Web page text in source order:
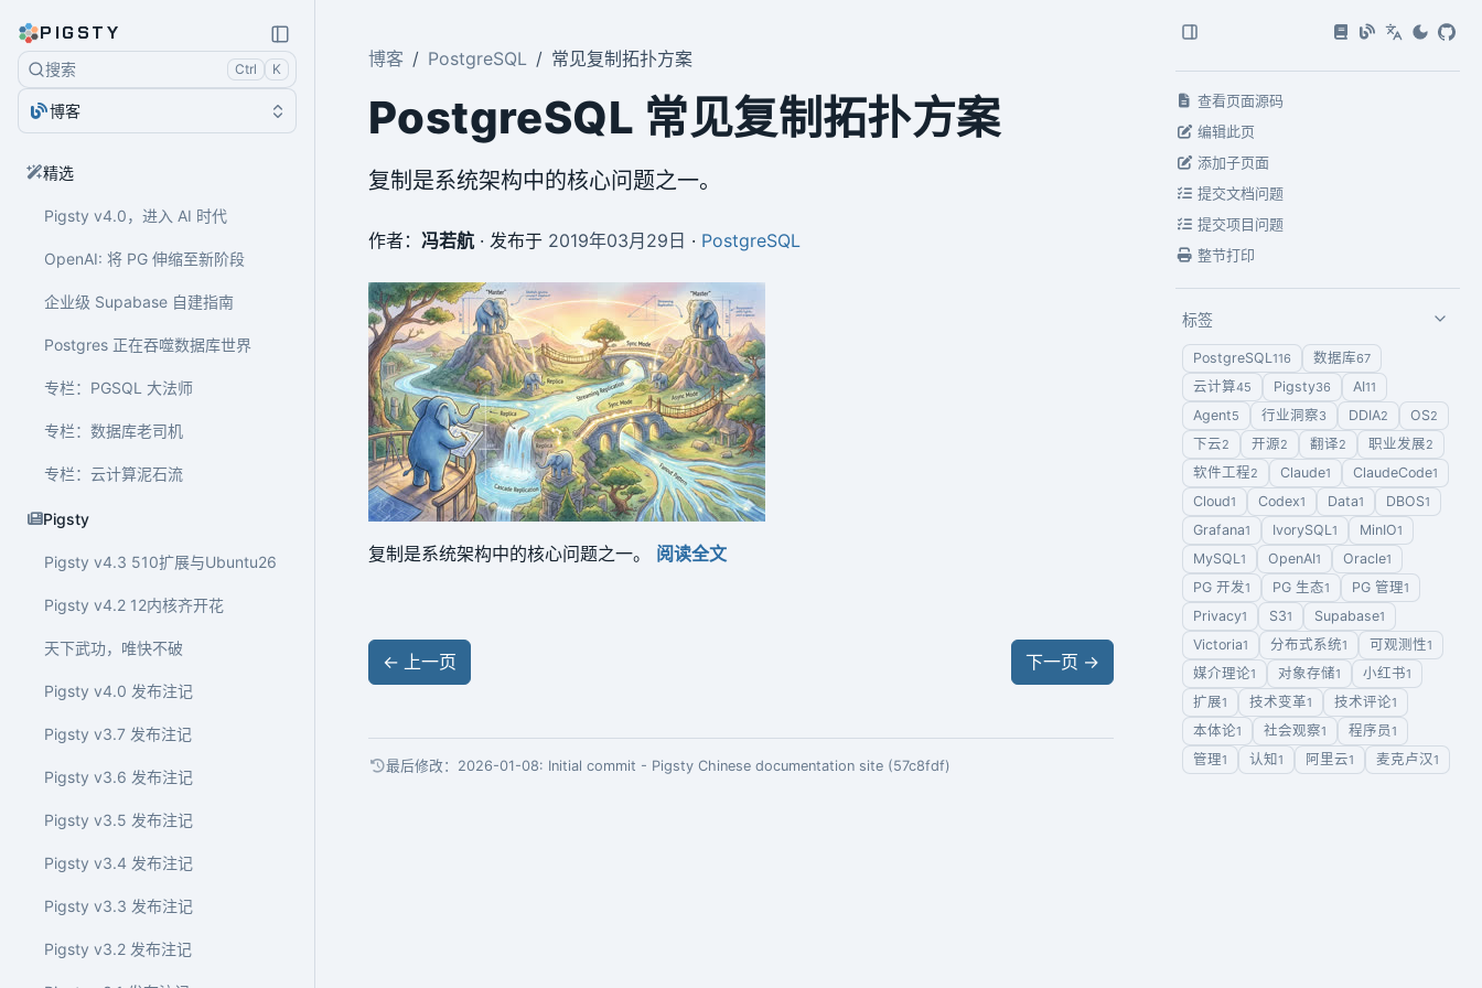
PIGSTY
搜索 Ctrl K
博客
精选
Pigsty v4.0，进入 AI 时代
OpenAI: 将 PG 伸缩至新阶段
企业级 Supabase 自建指南
Postgres 正在吞噬数据库世界
专栏：PGSQL 大法师
专栏：数据库老司机
专栏：云计算泥石流
Pigsty
Pigsty v4.3 510扩展与Ubuntu26
Pigsty v4.2 12内核齐开花
天下武功，唯快不破
Pigsty v4.0 发布注记
Pigsty v3.7 发布注记
Pigsty v3.6 发布注记
Pigsty v3.5 发布注记
Pigsty v3.4 发布注记
Pigsty v3.3 发布注记
Pigsty v3.2 发布注记
博客 PostgreSQL 常见复制拓扑方案
PostgreSQL 常见复制拓扑方案
复制是系统架构中的核心问题之一。
作者： 冯若航 · 发布于 2019年03月29日 · PostgreSQL
复制是系统架构中的核心问题之一。 阅读全文
← 上一页 下一页 →
最后修改：2026-01-08: Initial commit - Pigsty Chinese documentation site (57c8fdf)
查看页面源码
编辑此页
添加子页面
提交文档问题
提交项目问题
整节打印
标签
PostgreSQL116 数据库67
云计算45 Pigsty36 AI11
Agent5 行业洞察3 DDIA2 OS2
下云2 开源2 翻译2 职业发展2
软件工程2 Claude1 ClaudeCode1
Cloud1 Codex1 Data1 DBOS1
Grafana1 IvorySQL1 MinIO1
MySQL1 OpenAI1 Oracle1
PG 开发1 PG 生态1 PG 管理1
Privacy1 S31 Supabase1
Victoria1 分布式系统1 可观测性1
媒介理论1 对象存储1 小红书1
扩展1 技术变革1 技术评论1
本体论1 社会观察1 程序员1
管理1 认知1 阿里云1 麦克卢汉1